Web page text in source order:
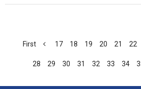
First 17 18 19 20 21 22
28 29 30 31 32 33 34